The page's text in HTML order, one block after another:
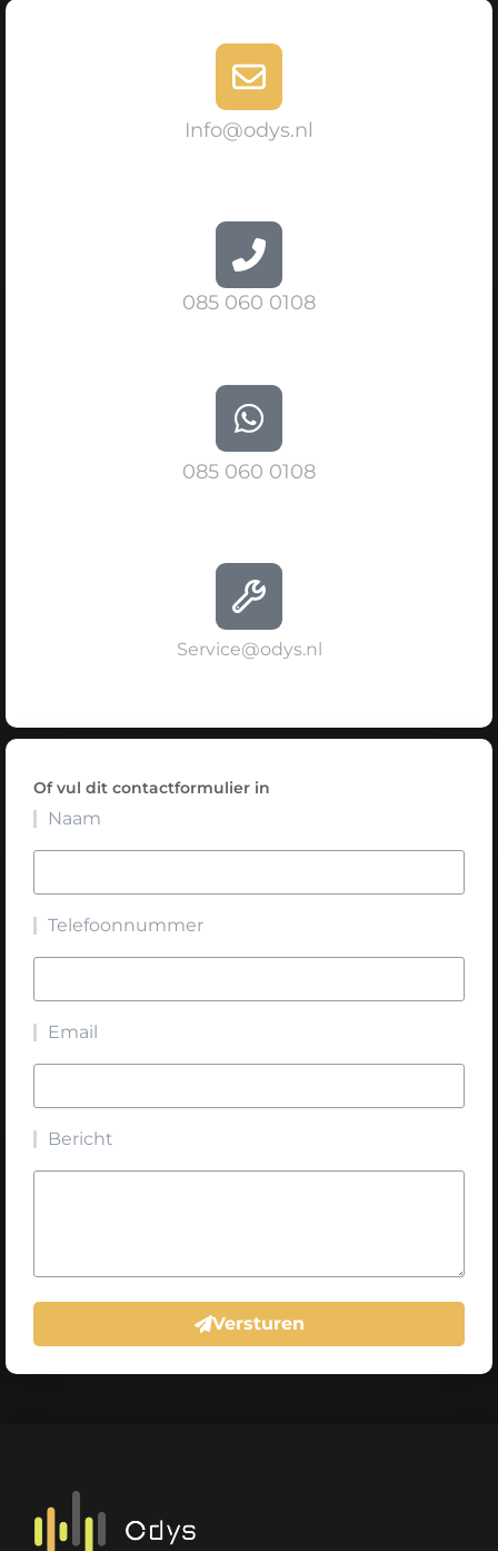
Info@odys.nl
085 060 0108
085 060 0108
Service@odys.nl
Of vul dit contactformulier in
Naam
Telefoonnummer
Email
Bericht
Versturen